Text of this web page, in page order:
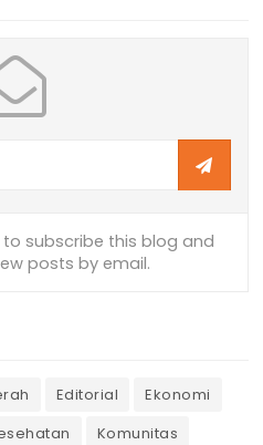
Editorial
Ekonomi
Komunitas